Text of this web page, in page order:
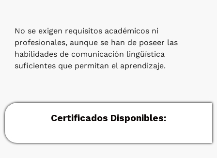
No se exigen requisitos académicos ni
profesionales, aunque se han de poseer las
habilidades de comunicación lingüística
suficientes que permitan el aprendizaje.
Certificados Disponibles: